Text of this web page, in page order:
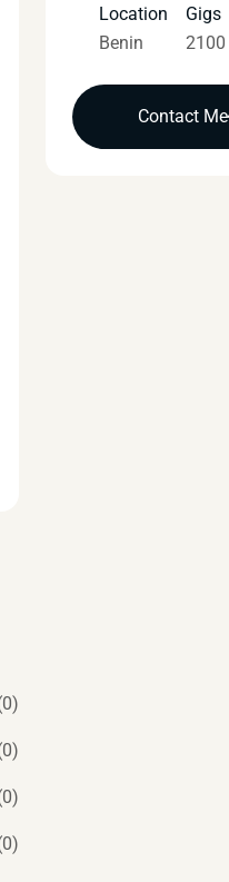
Location
Benin
Gigs
2100
Contact Me